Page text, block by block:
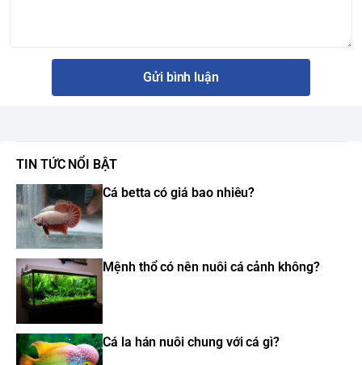
Gửi bình luận
TIN TỨC NỔI BẬT
Cá betta có giá bao nhiêu?
Mệnh thổ có nên nuôi cá cảnh không?
Cá la hán nuôi chung với cá gì?